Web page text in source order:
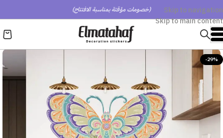
Skip to navigation
Skip to main content
(خصومات مؤقتة بمناسبة الافتتاح)
-29%